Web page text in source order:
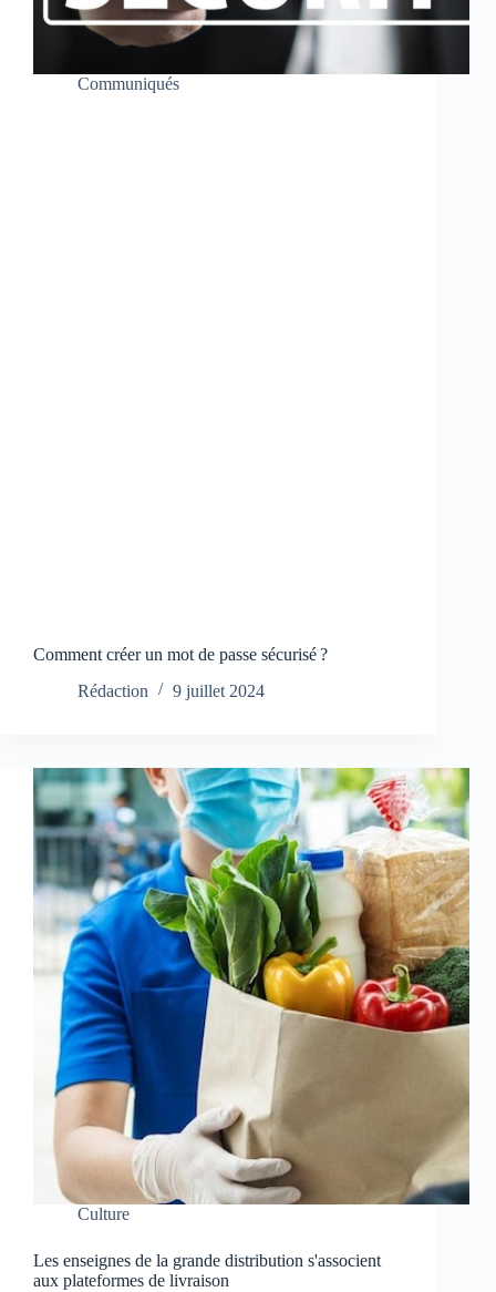
Communiqués
Comment créer un mot de passe sécurisé ?
Rédaction
9 juillet 2024
Culture
Les enseignes de la grande distribution s'associent
aux plateformes de livraison